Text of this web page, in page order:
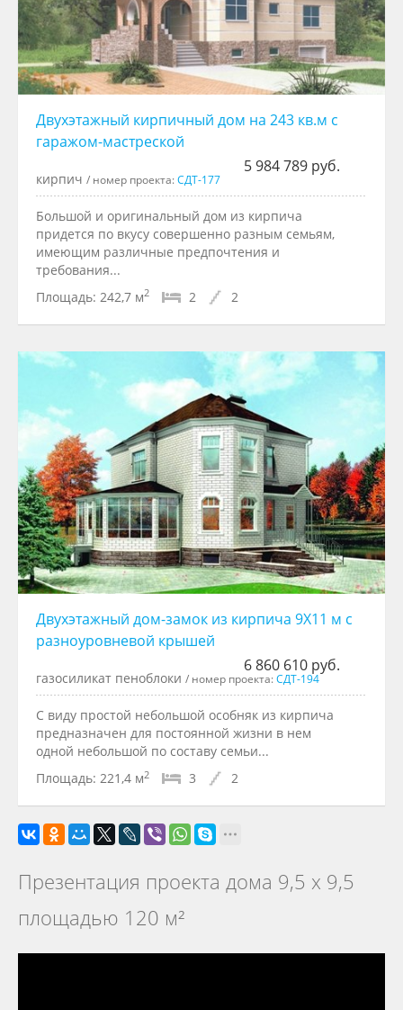
Двухэтажный кирпичный дом на 243 кв.м с
гаражом-мастреской
5 984 789 руб.
кирпич / номер проекта:СДТ-177
Большой и оригинальный дом из кирпича
придется по вкусу совершенно разным семьям,
имеющим различные предпочтения и
требования...
Площадь: 242,7 м2 2 2
Двухэтажный дом-замок из кирпича 9Х11 м с
разноуровневой крышей
6 860 610 руб.
газосиликат пеноблоки / номер проекта:СДТ-194
С виду простой небольшой особняк из кирпича
предназначен для постоянной жизни в нем
одной небольшой по составу семьи...
Площадь: 221,4 м2 3 2
Презентация проекта дома 9,5 х 9,5
площадью 120 м²